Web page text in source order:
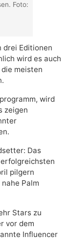
Foto:
drei Editionen
wird es auch
meisten
wird
zeigen
Das
pilgern
Palm
Stars zu
vor dem
Influencer